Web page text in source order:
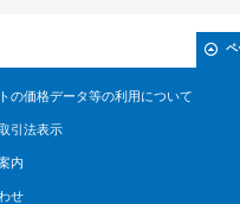
ペ
の価格データ等の利用について
引法表示
内
せ